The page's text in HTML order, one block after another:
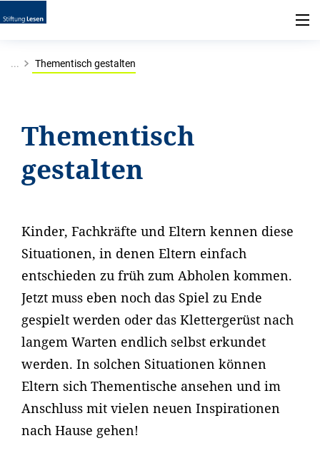
... Thementisch gestalten
Thementisch
gestalten
Kinder, Fachkräfte und Eltern kennen diese
Situationen, in denen Eltern einfach
entschieden zu früh zum Abholen kommen.
Jetzt muss eben noch das Spiel zu Ende
gespielt werden oder das Klettergerüst nach
langem Warten endlich selbst erkundet
werden. In solchen Situationen können
Eltern sich Thementische ansehen und im
Anschluss mit vielen neuen Inspirationen
nach Hause gehen!